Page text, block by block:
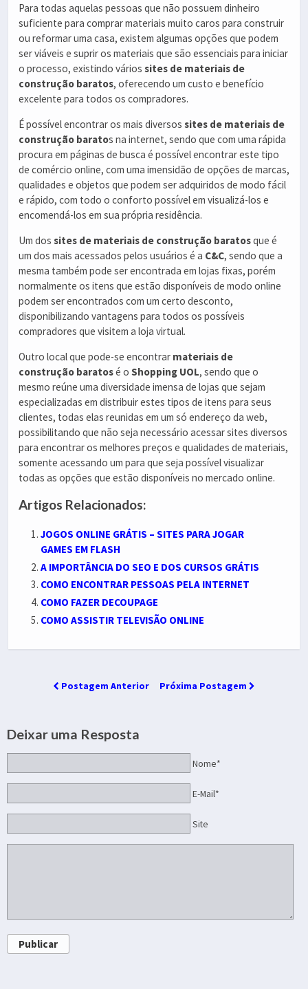
Para todas aquelas pessoas que não possuem dinheiro
suficiente para comprar materiais muito caros para construir
ou reformar uma casa, existem algumas opções que podem
ser viáveis e suprir os materiais que são essenciais para iniciar
o processo, existindo vários sites de materiais de
construção baratos, oferecendo um custo e benefício
excelente para todos os compradores.
É possível encontrar os mais diversos sites de materiais de
construção baratos na internet, sendo que com uma rápida
procura em páginas de busca é possível encontrar este tipo
de comércio online, com uma imensidão de opções de marcas,
qualidades e objetos que podem ser adquiridos de modo fácil
e rápido, com todo o conforto possível em visualizá-los e
encomendá-los em sua própria residência.
Um dos sites de materiais de construção baratosque é
um dos mais acessados pelos usuários é a C&C, sendo que a
mesma também pode ser encontrada em lojas fixas, porém
normalmente os itens que estão disponíveis de modo online
podem ser encontrados com um certo desconto,
disponibilizando vantagens para todos os possíveis
compradores que visitem a loja virtual.
Outro local que pode-se encontrar materiais de
construção baratosé o Shopping UOL, sendo que o
mesmo reúne uma diversidade imensa de lojas que sejam
especializadas em distribuir estes tipos de itens para seus
clientes, todas elas reunidas em um só endereço da web,
possibilitando que não seja necessário acessar sites diversos
para encontrar os melhores preços e qualidades de materiais,
somente acessando um para que seja possível visualizar
todas as opções que estão disponíveis no mercado online.
Artigos Relacionados:
JOGOS ONLINE GRÁTIS – SITES PARA JOGAR
GAMES EM FLASH
A IMPORTÂNCIA DO SEO E DOS CURSOS GRÁTIS
COMO ENCONTRAR PESSOAS PELA INTERNET
COMO FAZER DECOUPAGE
COMO ASSISTIR TELEVISÃO ONLINE
Postagem Anterior Próxima Postagem
Deixar uma Resposta
Nome*
E-Mail*
Site
Publicar